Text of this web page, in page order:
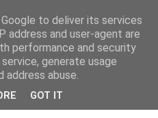
a Google)
to deliver its services
address and user-agent are
performance and security
generate usage
abuse.
GOT IT